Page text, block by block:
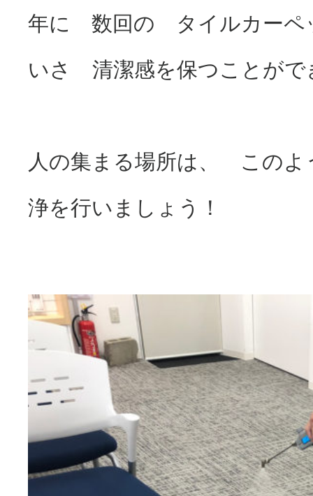
年に 数回の タイルカーペ
いさ 清潔感を保つことがで
人の集まる場所は、 こ
浄を行いましょう！